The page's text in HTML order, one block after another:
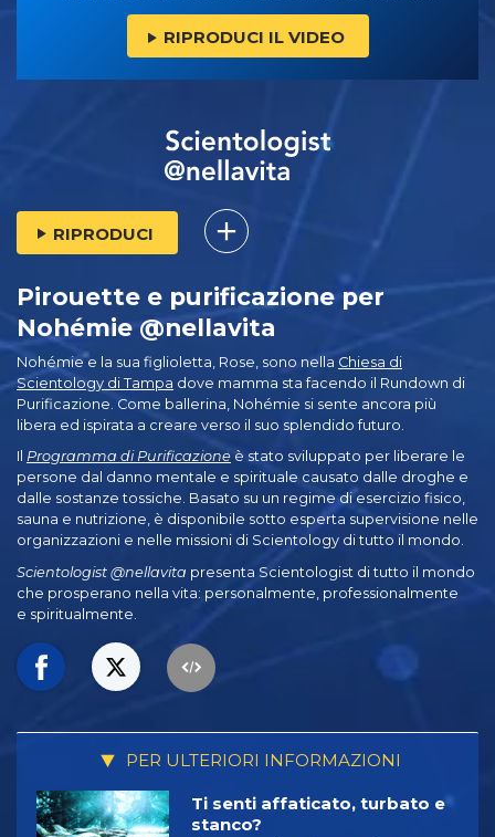
RIPRODUCI IL VIDEO
RIPRODUCI
Pirouette e purificazione per
Nohémie @nellavita
Nohémie e la sua figlioletta, Rose, sono nella Chiesa di
Scientology di Tampa dove mamma sta facendo il Rundown di
Purificazione. Come ballerina, Nohémie si sente ancora più
libera ed ispirata a creare verso il suo splendido futuro.
Il Programma di Purificazione è stato sviluppato per liberare le
persone dal danno mentale e spirituale causato dalle droghe e
dalle sostanze tossiche. Basato su un regime di esercizio fisico,
sauna e nutrizione, è disponibile sotto esperta supervisione nelle
organizzazioni e nelle missioni di Scientology di tutto il mondo.
Scientologist @nellavita presenta Scientologist di tutto il mondo
che prosperano nella vita: personalmente, professionalmente
e spiritualmente.
PER ULTERIORI INFORMAZIONI
Ti senti affaticato, turbato e
stanco?